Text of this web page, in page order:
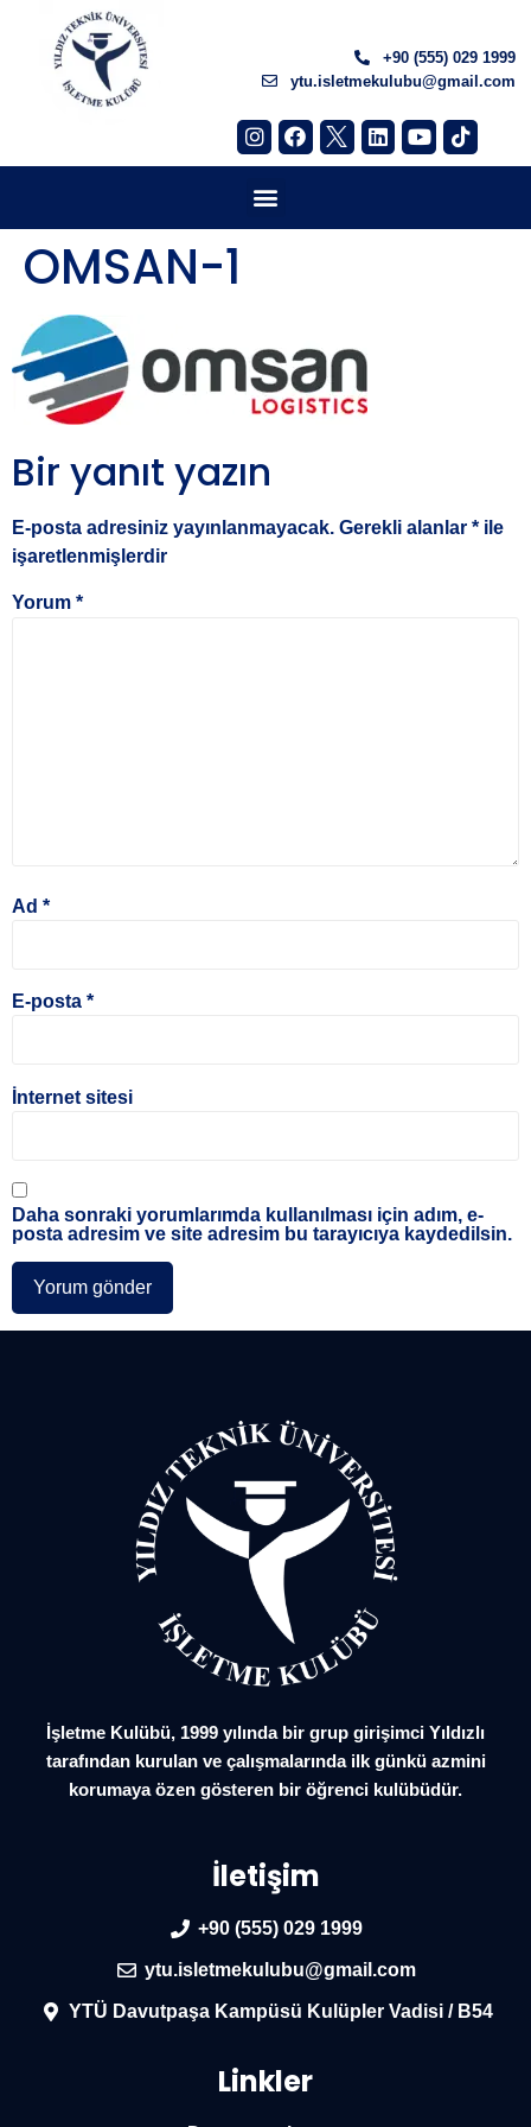
+90 (555) 029 1999
ytu.isletmekulubu@gmail.com
OMSAN-1
Bir yanıt yazın
E-posta adresiniz yayınlanmayacak. Gerekli alanlar * ile
işaretlenmişlerdir
Yorum *
Ad *
E-posta *
İnternet sitesi
Daha sonraki yorumlarımda kullanılması için adım, e-
posta adresim ve site adresim bu tarayıcıya kaydedilsin.
İşletme Kulübü, 1999 yılında bir grup girişimci Yıldızlı
tarafından kurulan ve çalışmalarında ilk günkü azmini
korumaya özen gösteren bir öğrenci kulübüdür.
İletişim
+90 (555) 029 1999
ytu.isletmekulubu@gmail.com
YTÜ Davutpaşa Kampüsü Kulüpler Vadisi / B54
Linkler